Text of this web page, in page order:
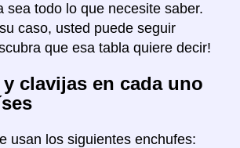
sea todo lo que necesite saber.
caso, usted puede seguir
que esa tabla quiere decir!
clavijas en cada uno
usan los siguientes enchufes: